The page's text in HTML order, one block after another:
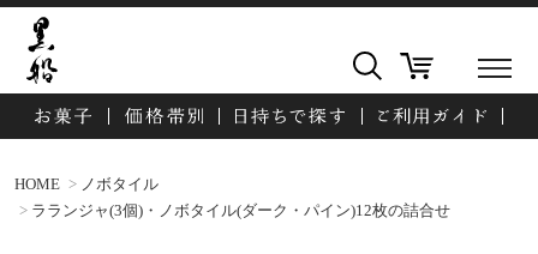
HOME
ノボタイル
ラランジャ(3個)・ノボタイル(ダーク・パイン)12枚の詰合せ